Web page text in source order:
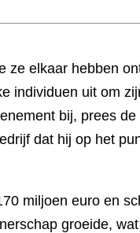
ze elkaar hebben
individuen uit om
bij, prees
dat hij op het
miljoen euro en
groeide,